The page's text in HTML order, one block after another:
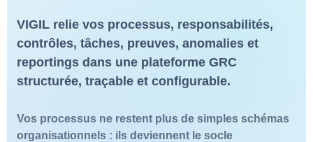
VIGIL relie vos processus, responsabilités,
contrôles, tâches, preuves, anomalies et
reportings dans une plateforme GRC
structurée, traçable et configurable.
Vos processus ne restent plus de simples schémas
organisationnels : ils deviennent le socle